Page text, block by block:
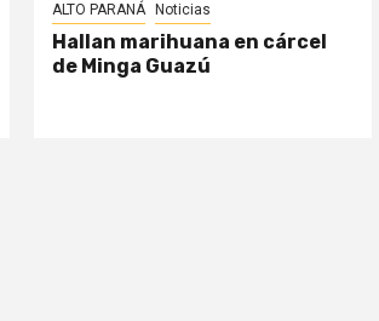
ALTO PARANÁ Noticias
Hallan marihuana en cárcel
de Minga Guazú